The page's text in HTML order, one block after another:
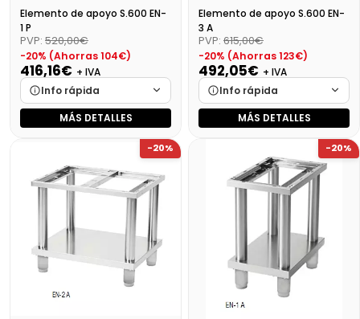
Elemento de apoyo S.600 EN-
1 P
PVP: 520,00€
-20% (Ahorras 104€)
416,16€ + IVA
Info rápida
Marca
Cargando…
Cargando…
Disponibilidad
Cargando…
Precio final (+21%)
503,55 €
MÁS DETALLES
Elemento de apoyo S.600 EN-
3 A
PVP: 615,00€
-20% (Ahorras 123€)
492,05€ + IVA
Info rápida
Marca
Cargando…
Cargando…
Disponibilidad
Cargando…
Precio final (+21%)
595,38 €
MÁS DETALLES
-20% -20%